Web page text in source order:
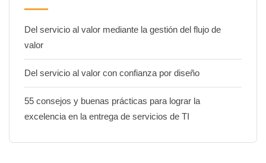
Del servicio al valor mediante la gestión del flujo de
valor
Del servicio al valor con confianza por diseño
55 consejos y buenas prácticas para lograr la
excelencia en la entrega de servicios de TI